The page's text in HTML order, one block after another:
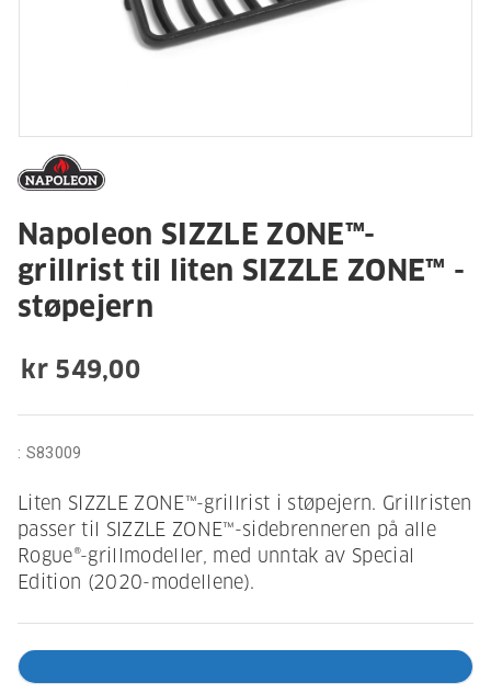
Napoleon SIZZLE ZONE™-
grillrist til liten SIZZLE ZONE™ -
støpejern
kr 549,00
: S83009
Liten SIZZLE ZONE™-grillrist i støpejern. Grillristen
passer til SIZZLE ZONE™-sidebrenneren på alle
Rogue®-grillmodeller, med unntak av Special
Edition (2020-modellene).